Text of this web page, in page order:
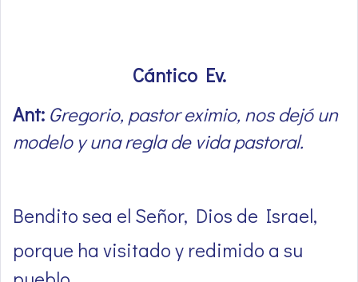
Cántico Ev.
Ant: Gregorio, pastor eximio, nos dejó un
modelo y una regla de vida pastoral.
Bendito sea el Señor, Dios de Israel,
porque ha visitado y redimido a su